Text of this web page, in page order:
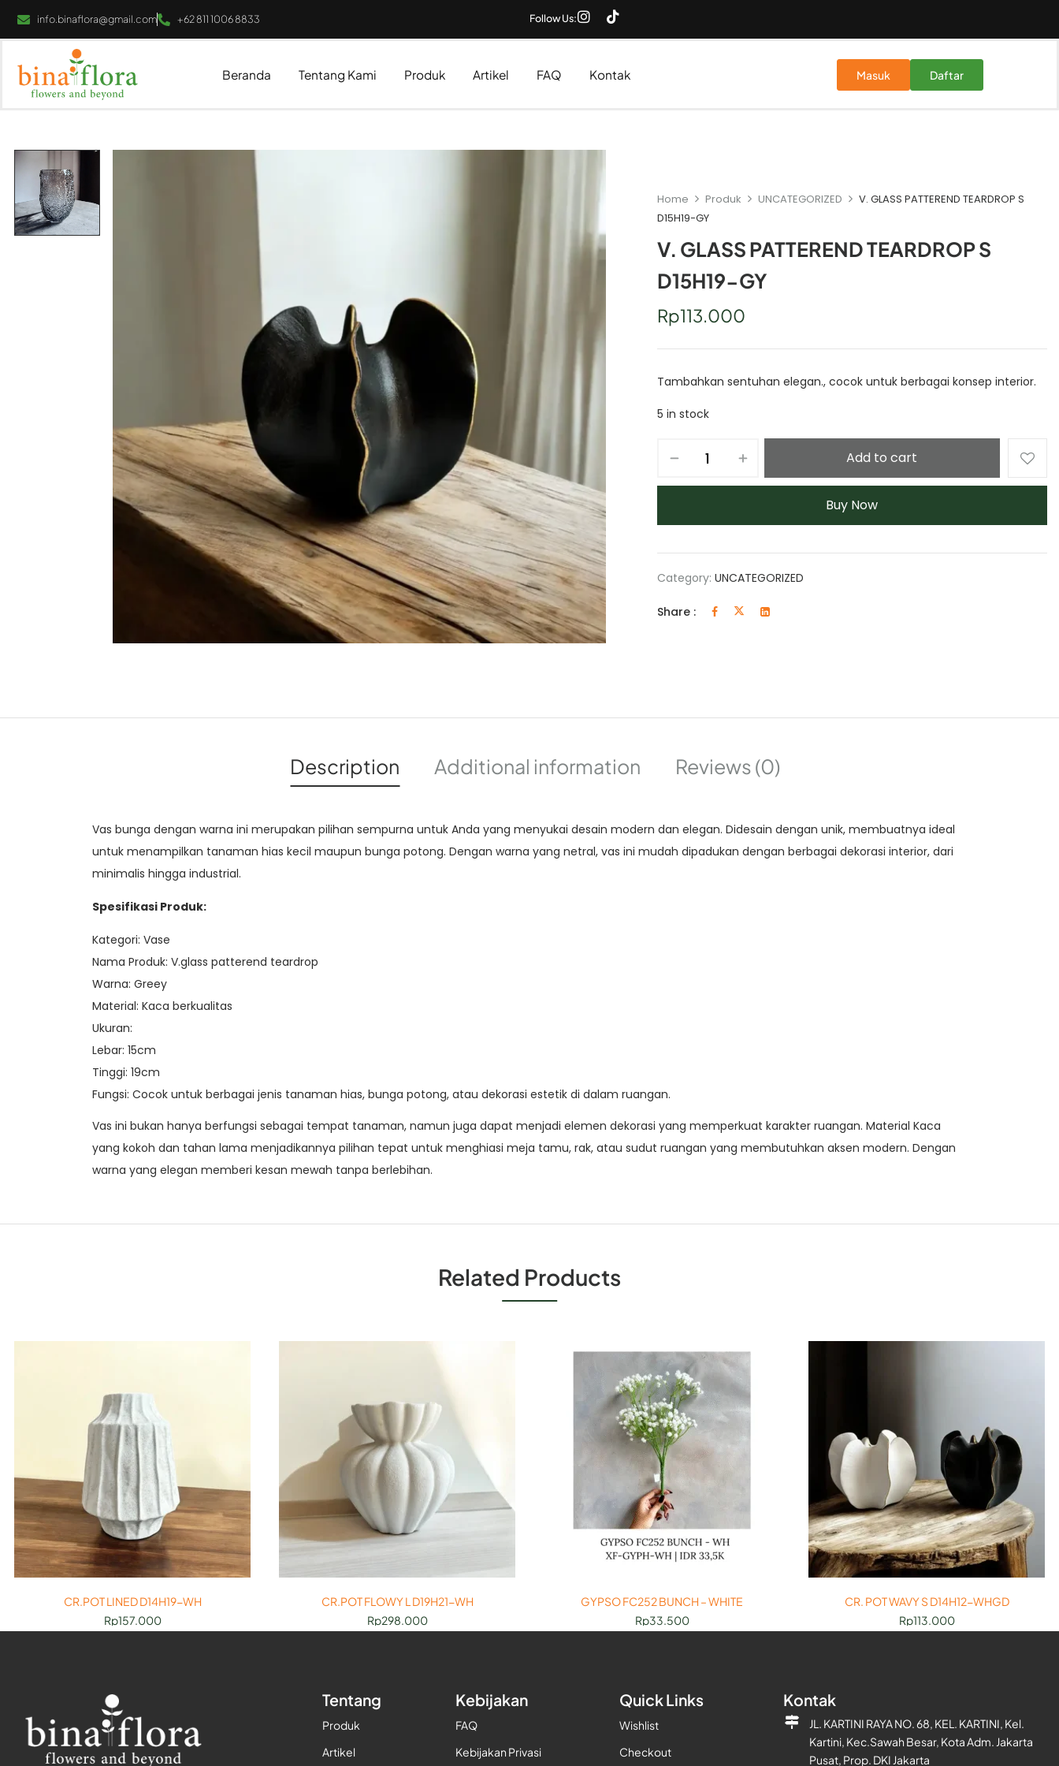
info.binaflora@gmail.com +62 811 1006 8833 Follow Us:
Beranda Tentang Kami Produk Artikel FAQ Kontak Masuk Daftar
Home Produk UNCATEGORIZED
V. GLASS PATTEREND TEARDROP S
D15H19-GY
V. GLASS PATTEREND TEARDROP S
D15H19-GY
Rp113.000
Tambahkan sentuhan elegan., cocok untuk berbagai konsep interior.
5 in stock
Add to cart
Buy Now
Category: UNCATEGORIZED
Share :
Description Additional information Reviews (0)
Vas bunga dengan warna ini merupakan pilihan sempurna untuk Anda yang menyukai desain modern dan elegan. Didesain dengan unik, membuatnya ideal
untuk menampilkan tanaman hias kecil maupun bunga potong. Dengan warna yang netral, vas ini mudah dipadukan dengan berbagai dekorasi interior, dari
minimalis hingga industrial.
Spesifikasi Produk:
Kategori: Vase
Nama Produk: V.glass patterend teardrop
Warna: Greey
Material: Kaca berkualitas
Ukuran:
Lebar: 15cm
Tinggi: 19cm
Fungsi: Cocok untuk berbagai jenis tanaman hias, bunga potong, atau dekorasi estetik di dalam ruangan.
Vas ini bukan hanya berfungsi sebagai tempat tanaman, namun juga dapat menjadi elemen dekorasi yang memperkuat karakter ruangan. Material Kaca
yang kokoh dan tahan lama menjadikannya pilihan tepat untuk menghiasi meja tamu, rak, atau sudut ruangan yang membutuhkan aksen modern. Dengan
warna yang elegan memberi kesan mewah tanpa berlebihan.
Related Products
CR.POT LINED D14H19-WH
Rp157.000
CR.POT FLOWY L D19H21-WH
Rp298.000
GYPSO FC252 BUNCH – WHITE
Rp33.500
CR. POT WAVY S D14H12-WHGD
Rp113.000
Tentang
Produk
Artikel
Kebijakan
FAQ
Kebijakan Privasi
Quick Links
Wishlist
Checkout
Kontak
JL. KARTINI RAYA NO. 68, KEL. KARTINI, Kel.
Kartini, Kec.Sawah Besar, Kota Adm. Jakarta
Pusat, Prop. DKI Jakarta